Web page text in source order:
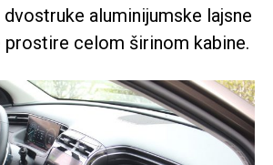
aluminijumske lajsne
prostire celom širinom kabine.